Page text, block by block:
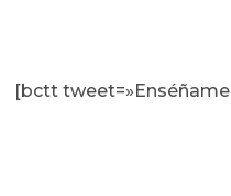
[bctt